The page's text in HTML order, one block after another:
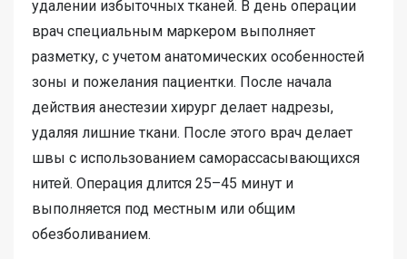
удалении избыточных тканей. В день операции
врач специальным маркером выполняет
разметку, с учетом анатомических особенностей
зоны и пожелания пациентки. После начала
действия анестезии хирург делает надрезы,
удаляя лишние ткани. После этого врач делает
швы с использованием саморассасывающихся
нитей. Операция длится 25–45 минут и
выполняется под местным или общим
обезболиванием.